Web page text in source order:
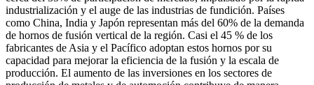
industrialización y el auge de las industrias de fundición. Países
como China, India y Japón representan más del 60% de la demanda
de hornos de fusión vertical de la región. Casi el 45 % de los
fabricantes de Asia y el Pacífico adoptan estos hornos por su
capacidad para mejorar la eficiencia de la fusión y la escala de
producción. El aumento de las inversiones en los sectores de